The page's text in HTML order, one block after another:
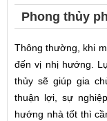
Phong thủy
Thông thường, khi
đến vị nhị hướng.
thủy sẽ giúp gia
thuận lợi, sự
hướng nhà tốt thì